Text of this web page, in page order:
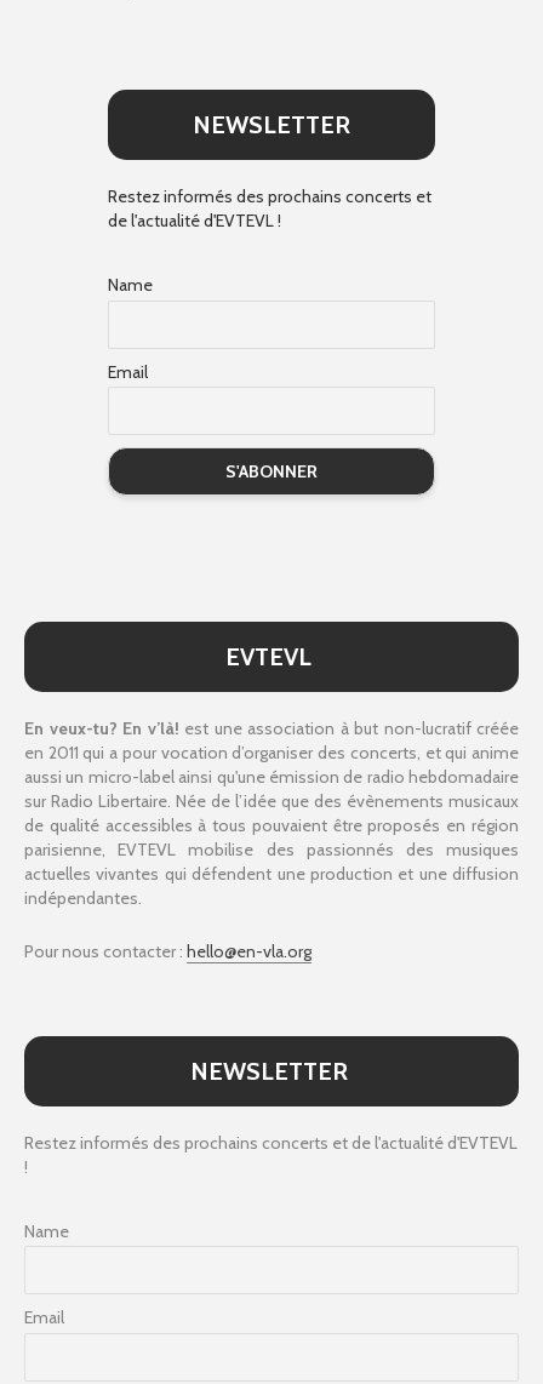
NEWSLETTER
Restez informés des prochains concerts et
de l'actualité d'EVTEVL !
Name
Email
EVTEVL
En veux-tu? En v’là! est une association à but non-lucratif créée
en 2011 qui a pour vocation d’organiser des concerts, et qui anime
aussi un micro-label ainsi qu'une émission de radio hebdomadaire
sur Radio Libertaire. Née de l’idée que des évènements musicaux
de qualité accessibles à tous pouvaient être proposés en région
parisienne, EVTEVL mobilise des passionnés des musiques
actuelles vivantes qui défendent une production et une diffusion
indépendantes.
Pour nous contacter : hello@en-vla.org
NEWSLETTER
Restez informés des prochains concerts et de l'actualité d'EVTEVL
!
Name
Email